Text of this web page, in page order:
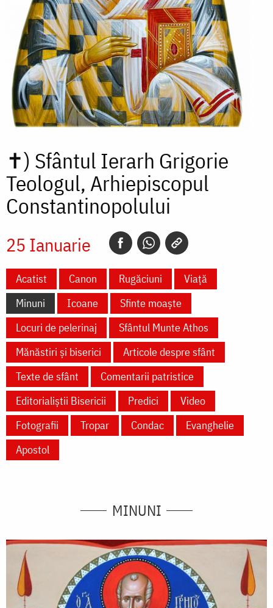
✝) Sfântul Ierarh Grigorie
Teologul, Arhiepiscopul
Constantinopolului
25 Ianuarie
Acatist Canon Rugăciuni
Viață
Minuni
Icoane
Sfinte moaște
Locuri de pelerinaj
Sfântul Munte Athos
Mănăstiri și biserici
Articole despre sfânt
Texte de sfânt
Comentarii patristice
Editorialiștii Bisericii
Predici
Video
Fotografii
Tropar Condac
Evanghelie
Apostol
MINUNI